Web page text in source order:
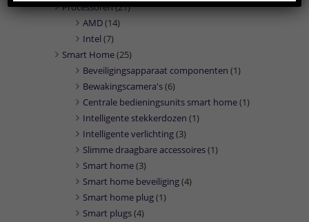
Processoren(21)
AMD(14)
Intel (7)
Smart Home(25)
Beveiligingsapparaat componenten (1)
Bewakingscamera's(6)
Centrale bedieningsunits smart home(1)
Intelligente stekkerdozen (1)
Intelligente verlichting(3)
Slimme draagbare accessoires(1)
Smart home(3)
Smart home beveiliging(4)
Smart home plug(1)
Smart plugs(4)